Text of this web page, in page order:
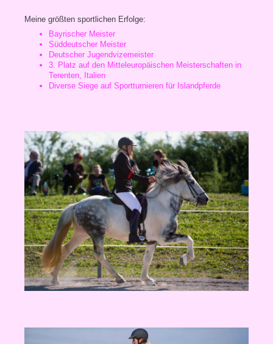
Meine größten sportlichen Erfolge:
Bayrischer Meister
Süddeutscher Meister
Deutscher Jugendvizemeister
3. Platz auf den Mitteleuropäischen Meisterschaften in
Terenten, Italien
Diverse Siege auf Sportturnieren für Islandpferde